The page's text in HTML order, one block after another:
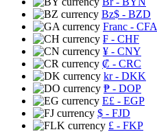
Bz$ - BZD
Franc - CFA
₣ - CHF
¥ - CNY
₡ - CRC
kr- DKK
₱ - DOP
E£ - EGP
$ - FJD
£ - FKP